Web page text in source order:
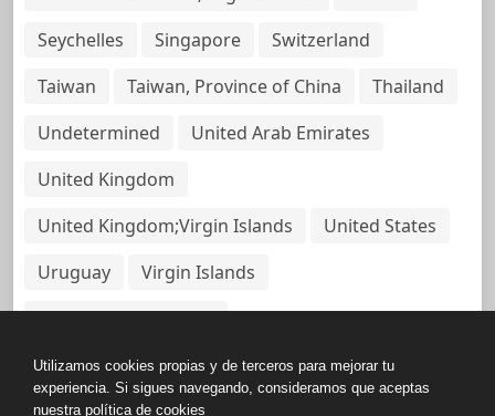
Seychelles
Singapore
Switzerland
Taiwan
Taiwan, Province of China
Thailand
Undetermined
United Arab Emirates
United Kingdom
United Kingdom;Virgin Islands
United States
Uruguay
Virgin Islands
Virgin Islands, British
Utilizamos cookies propias y de terceros para mejorar tu
experiencia. Si sigues navegando, consideramos que aceptas
nuestra política de cookies